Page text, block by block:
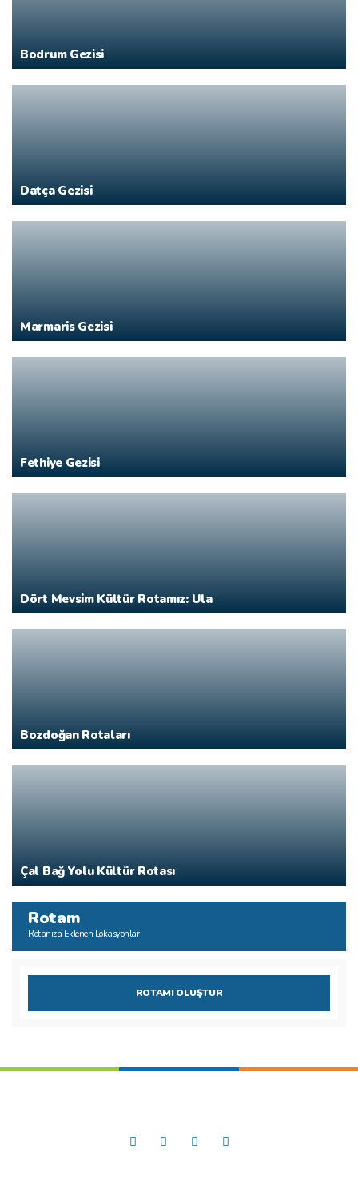
Bodrum Gezisi
Datça Gezisi
Marmaris Gezisi
Fethiye Gezisi
Dört Mevsim Kültür Rotamız: Ula
Bozdoğan Rotaları
Çal Bağ Yolu Kültür Rotası
Rotam
Rotanıza Eklenen Lokasyonlar
ROTAMI OLUŞTUR